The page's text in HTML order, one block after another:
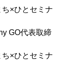
×ひとセミナ
GO代表取締
×ひとセミナ